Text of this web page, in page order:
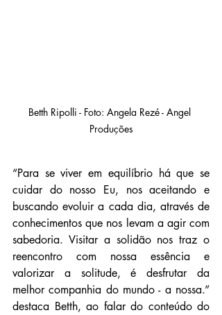
Betth Ripolli - Foto: Angela Rezé - Angel
Produções
“Para se viver em equilíbrio há que se
cuidar do nosso Eu, nos aceitando e
buscando evoluir a cada dia, através de
conhecimentos que nos levam a agir com
sabedoria. Visitar a solidão nos traz o
reencontro com nossa essência e
valorizar a solitude, é desfrutar da
melhor companhia do mundo - a nossa.”
destaca Betth, ao falar do conteúdo do